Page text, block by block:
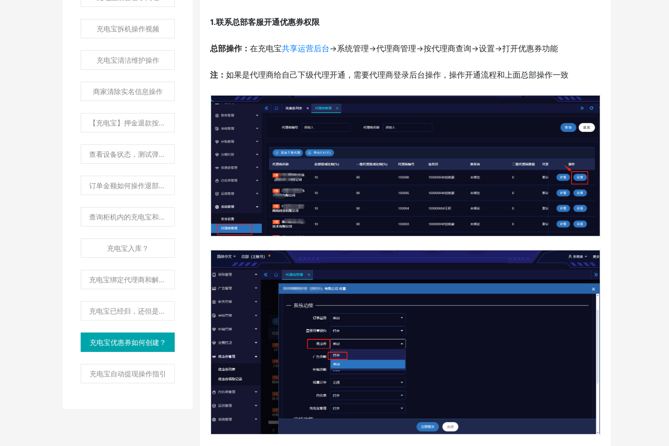
充电宝拆机操作视频
充电宝清洁维护操作
商家清除实名信息操作
【充电宝】押金退款按钮为灰色，如何解冻押金单？
查看设备状态，测试弹出？
订单金额如何操作退部分金额？
查询柜机内的充电宝和孔位状态？
充电宝入库？
充电宝绑定代理商和解绑？
充电宝已经归，还但是订单未结束仍在进行中计费？
充电宝优惠券如何创建？
充电宝自动提现操作指引
1.联系总部客服开通优惠券权限
总部操作： 在充电宝共享运营后台 ->系统管理->代理商管理->按代理商查询->设置->打开优惠券功能
注： 如果是代理商给自己下级代理开通，需要代理商登录后台操作，操作开通流程和上面总部操作一致